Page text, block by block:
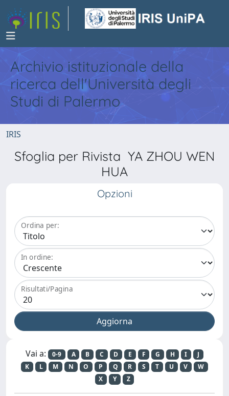
Archivio istituzionale della
ricerca dell'Università degli
Studi di Palermo
IRIS
Sfoglia per Rivista YA ZHOU WEN
HUA
Opzioni
Ordina per:
In ordine:
Risultati/Pagina
Vai a: 0-9 A B C D E F G H I
J
K
L M N O P Q R S T U V
W
X
Y Z